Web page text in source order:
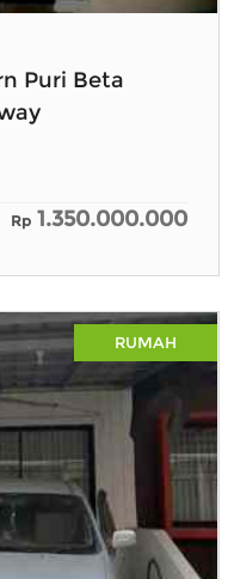
Puri Beta
Rp 1.350.000.000
RUMAH